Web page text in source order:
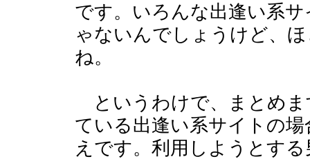
です。いろんな出逢い系
ゃないんでしょうけど、
ね。
というわけで、まとめま
ている出逢い系サイトの
えです。利用しようとす